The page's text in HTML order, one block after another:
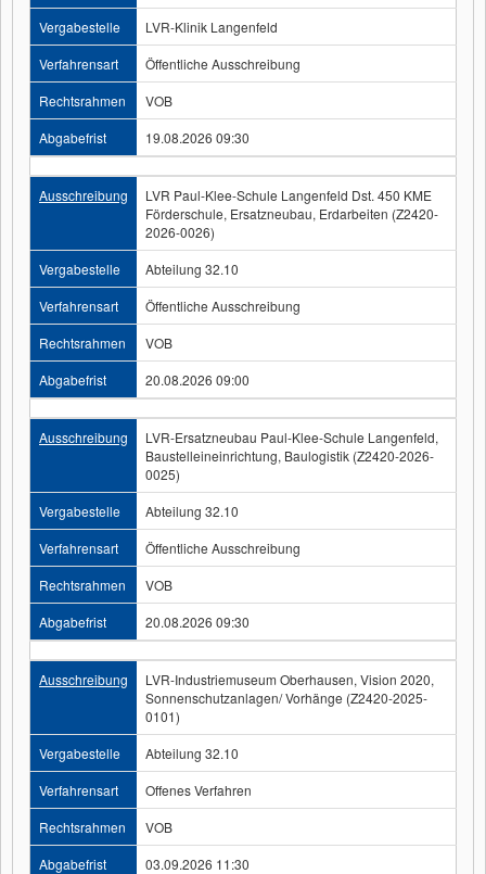
Vergabestelle
LVR-Klinik Langenfeld
Verfahrensart
Öffentliche Ausschreibung
Rechtsrahmen
VOB
Abgabefrist
19.08.2026 09:30
Ausschreibung
LVR Paul-Klee-Schule Langenfeld Dst. 450 KME
Förderschule, Ersatzneubau, Erdarbeiten (Z2420-
2026-0026)
Vergabestelle
Abteilung 32.10
Verfahrensart
Öffentliche Ausschreibung
Rechtsrahmen
VOB
Abgabefrist
20.08.2026 09:00
Ausschreibung
LVR-Ersatzneubau Paul-Klee-Schule Langenfeld,
Baustelleineinrichtung, Baulogistik (Z2420-2026-
0025)
Vergabestelle
Abteilung 32.10
Verfahrensart
Öffentliche Ausschreibung
Rechtsrahmen
VOB
Abgabefrist
20.08.2026 09:30
Ausschreibung
LVR-Industriemuseum Oberhausen, Vision 2020,
Sonnenschutzanlagen/ Vorhänge (Z2420-2025-
0101)
Vergabestelle
Abteilung 32.10
Verfahrensart
Offenes Verfahren
Rechtsrahmen
VOB
Abgabefrist
03.09.2026 11:30